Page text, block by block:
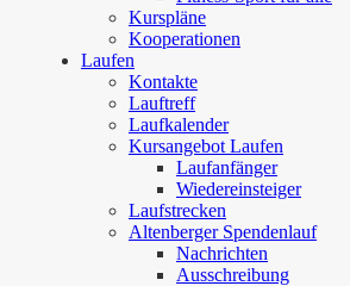
Kurspläne
Kooperationen
Laufen
Kontakte
Lauftreff
Laufkalender
Kursangebot Laufen
Laufanfänger
Wiedereinsteiger
Laufstrecken
Altenberger Spendenlauf
Nachrichten
Ausschreibung